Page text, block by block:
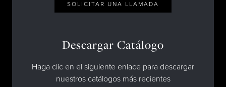
SOLICITAR UNA LLAMADA
Descargar Catálogo
Haga clic en el siguiente enlace para descargar
nuestros catálogos más recientes